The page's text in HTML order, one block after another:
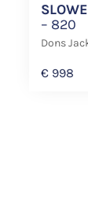
– 820
Dons
€ 998